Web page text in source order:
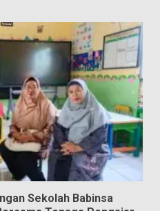
Sekolah Babinsa